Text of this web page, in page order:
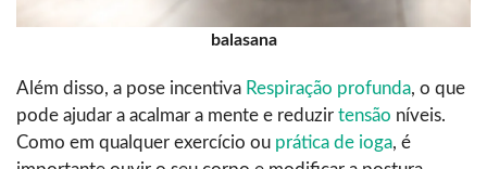
balasana
Além disso, a pose incentiva Respiração profunda, o que
pode ajudar a acalmar a mente e reduzir tensão níveis.
Como em qualquer exercício ou prática de ioga, é